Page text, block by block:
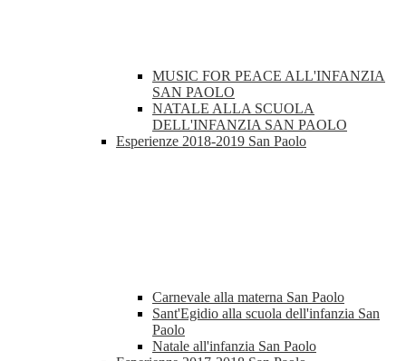
MUSIC FOR PEACE ALL'INFANZIA
SAN PAOLO
NATALE ALLA SCUOLA
DELL'INFANZIA SAN PAOLO
Esperienze 2018-2019 San Paolo
Carnevale alla materna San Paolo
Sant'Egidio alla scuola dell'infanzia San
Paolo
Natale all'infanzia San Paolo